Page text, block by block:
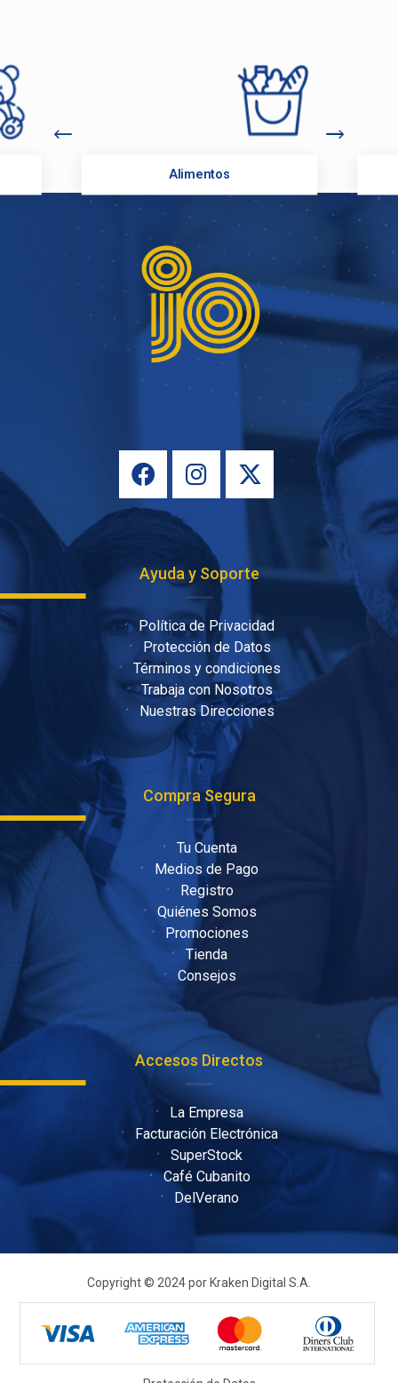
Alimentos
Ayuda y Soporte
Política de Privacidad
Protección de Datos
Términos y condiciones
Trabaja con Nosotros
Nuestras Direcciones
Compra Segura
Tu Cuenta
Medios de Pago
Registro
Quiénes Somos
Promociones
Tienda
Consejos
Accesos Directos
La Empresa
Facturación Electrónica
SuperStock
Café Cubanito
DelVerano
Copyright © 2024 por Kraken Digital S.A.